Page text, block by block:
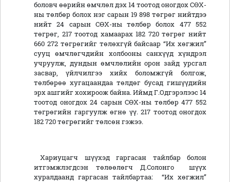
боловч өөрийн өмчлөл дэх 14 тоотод оногдох СӨХ-
ны төлбөр болох нэг сарын 19 898 төгрөг нийтдээ
нийт 24 сарын СӨХ-ны төлбөр болох 477 552
төгрөг, 217 тоотод хамаарах 182 720 төгрөг нийт
660 272 төгрөгийг төлөхгүй байсаар “Их хөгжил”
сууц өмчлөгчдийн холбооны санхүүд хүндрэл
учруулж, дундын өмчлөлийн орон зайд урсгал
засвар, үйлчилгээ хийх боломжгүй болгож,
төлбөрөө хугацаандаа төлдөг бусад гишүүдийн
эрх ашгийг хохироож байна. Иймд Г.Одгэрэлээс 14
тоотод оногдох 24 сарын СӨХ-ны төлбөр 477 552
төгрөгийн гаргуулж өгнө үү. 217 тоотод оногдох
182 720 төгрөгийг төлсөн гэжээ.
Хариуцагч шүүхэд гаргасан тайлбар болон
итгэмжлэгдсэн төлөөлөгч Д.Солонго шүүх
хуралдаанд гаргасан тайлбартаа: “Их хөгжил”